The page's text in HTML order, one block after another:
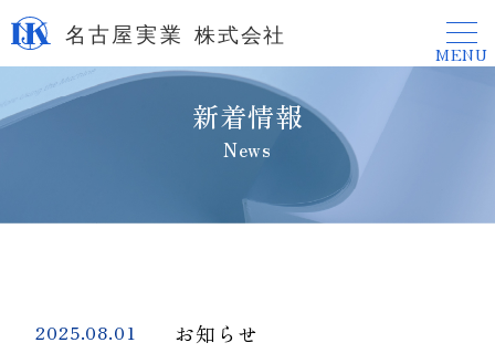
新着情報
News
2025.08.01 お知らせ
MENU